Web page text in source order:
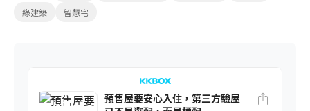
綠建築
智慧宅